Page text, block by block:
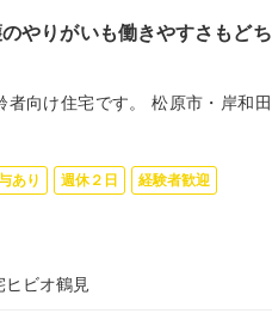
やりがいも働きやすさもどち
者向け住宅です。 松原市・岸和田
あり 週休２日 経験者歓迎
ヒビオ鶴見